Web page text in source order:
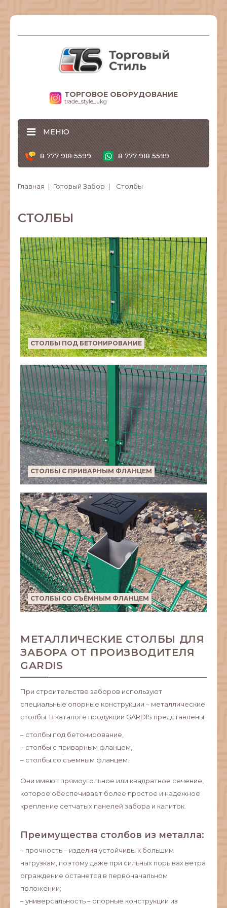
ТОРГОВОЕ ОБОРУДОВАНИЕ
trade_style_ukg
МЕНЮ
8 777 918 5599 8 777 918 5599
Главная Готовый Забор Столбы
СТОЛБЫ
СТОЛБЫ ПОД БЕТОНИРОВАНИЕ
СТОЛБЫ С ПРИВАРНЫМ ФЛАНЦЕМ
СТОЛБЫ СО СЪЁМНЫМ ФЛАНЦЕМ
МЕТАЛЛИЧЕСКИЕ СТОЛБЫ ДЛЯ
ЗАБОРА ОТ ПРОИЗВОДИТЕЛЯ
GARDIS
При строительстве заборов используют
специальные опорные конструкции – металлические
столбы. В каталоге продукции GARDIS представлены:
– столбы под бетонирование,
– столбы с приварным фланцем,
– столбы со съемным фланцем.
Они имеют прямоугольное или квадратное сечение,
которое обеспечивает более простое и надежное
крепление сетчатых панелей забора и калиток.
Преимущества столбов из металла:
– прочность – изделия устойчивы к большим
нагрузкам, поэтому даже при сильных порывах ветра
ограждение останется в первоначальном
положении;
– универсальность – опорные конструкции из